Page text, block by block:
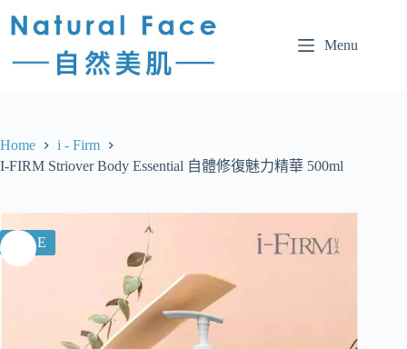
Menu
Home
i - Firm
I-FIRM Striover Body Essential 自體修復魅力精華 500ml
SALE